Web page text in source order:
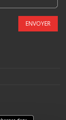
ENVOYER